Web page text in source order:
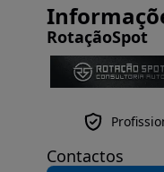
RotaçãoSpot
Contactos